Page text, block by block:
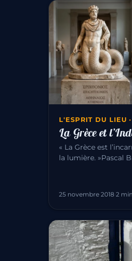
L'ESPRIT DU LIEU
La Grèce et
« La Grèce est
la lumière. »Pascal
25 novembre 2018·2 min